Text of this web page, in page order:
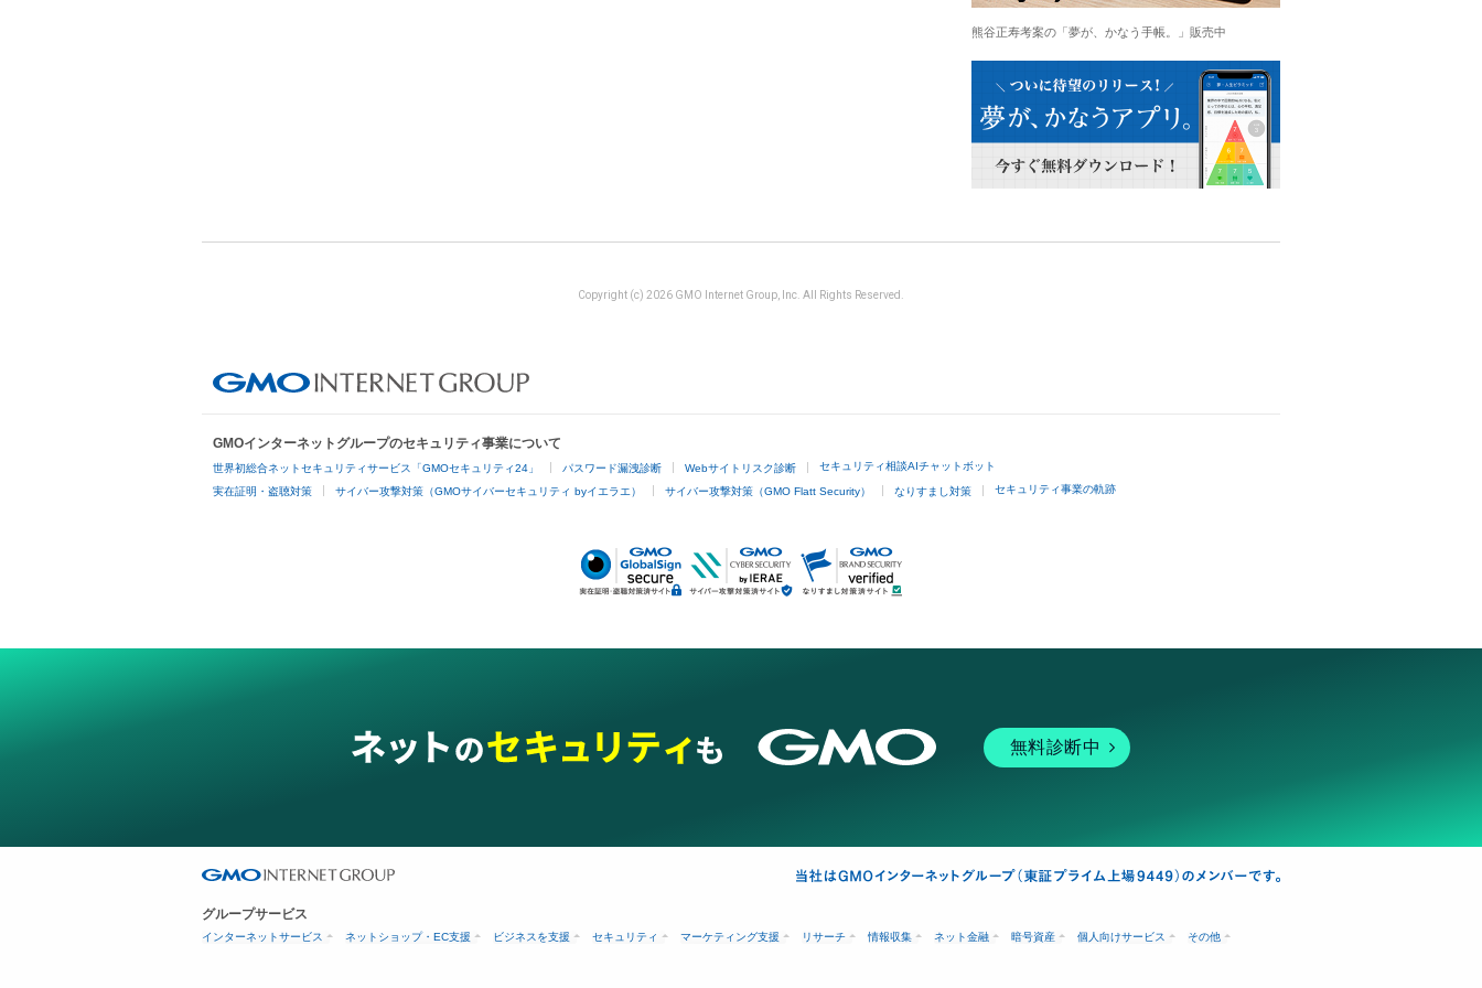
熊谷正寿考案の「夢が、かなう手帳。」販売中
Copyright (c) 2026 GMO Internet Group, Inc. All Rights Reserved.
GMOインターネットグループのセキュリティ事業について
世界初総合ネットセキュリティサービス「GMOセキュリティ24」 パスワード漏洩診断 Webサイトリスク診断 セキュリティ相談AIチャットボット
実在証明・盗聴対策 サイバー攻撃対策（GMOサイバーセキュリティ byイエラエ） サイバー攻撃対策（GMO Flatt Security） なりすまし対策 セキュリティ事業の軌跡
無料診断中
グループサービス
インターネットサービス ネットショップ・EC支援 ビジネスを支援 セキュリティ マーケティング支援 リサーチ 情報収集 ネット金融 暗号資産 個人向けサービス その他